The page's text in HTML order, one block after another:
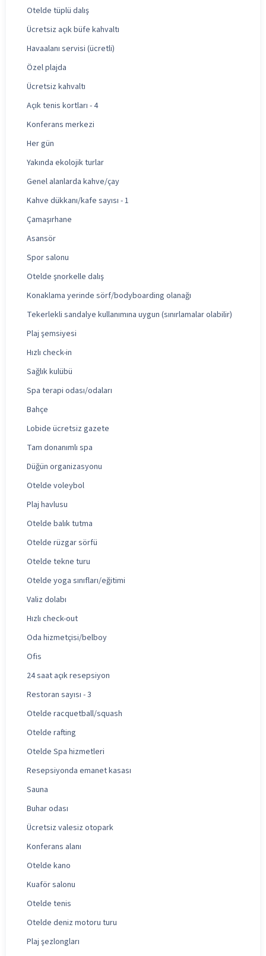
Otelde tüplü dalış
Ücretsiz açık büfe kahvaltı
Havaalanı servisi (ücretli)
Özel plajda
Ücretsiz kahvaltı
Açık tenis kortları - 4
Konferans merkezi
Her gün
Yakında ekolojik turlar
Genel alanlarda kahve/çay
Kahve dükkanı/kafe sayısı - 1
Çamaşırhane
Asansör
Spor salonu
Otelde şnorkelle dalış
Konaklama yerinde sörf/bodyboarding olanağı
Tekerlekli sandalye kullanımına uygun (sınırlamalar olabilir)
Plaj şemsiyesi
Hızlı check-in
Sağlık kulübü
Spa terapi odası/odaları
Bahçe
Lobide ücretsiz gazete
Tam donanımlı spa
Düğün organizasyonu
Otelde voleybol
Plaj havlusu
Otelde balık tutma
Otelde rüzgar sörfü
Otelde tekne turu
Otelde yoga sınıfları/eğitimi
Valiz dolabı
Hızlı check-out
Oda hizmetçisi/belboy
Ofis
24 saat açık resepsiyon
Restoran sayısı - 3
Otelde racquetball/squash
Otelde rafting
Otelde Spa hizmetleri
Resepsiyonda emanet kasası
Sauna
Buhar odası
Ücretsiz valesiz otopark
Konferans alanı
Otelde kano
Kuaför salonu
Otelde tenis
Otelde deniz motoru turu
Plaj şezlongları